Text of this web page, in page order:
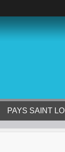
PAYS SAINT